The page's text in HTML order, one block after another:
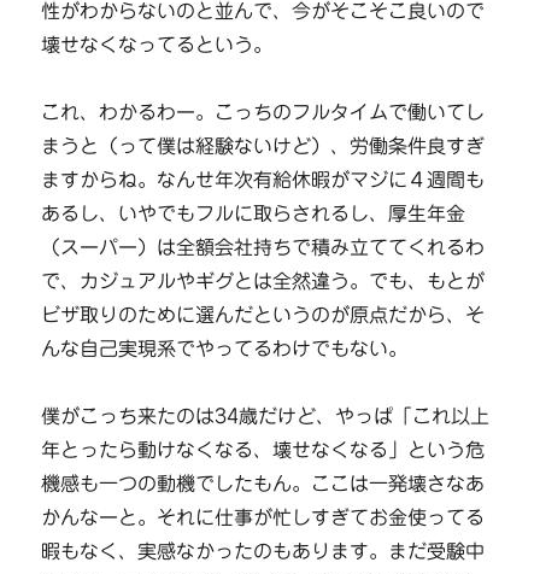
性がわからないのと並んで、今がそこそこ良いので
壊せなくなってるという。
これ、わかるわー。こっちのフルタイムで働いてし
まうと（って僕は経験ないけど）、労働条件良すぎ
ますからね。なんせ年次有給休暇がマジに４週間も
あるし、いやでもフルに取らされるし、厚生年金
（スーパー）は全額会社持ちで積み立ててくれるわ
で、カジュアルやギグとは全然違う。でも、もとが
ビザ取りのために選んだというのが原点だから、そ
んな自己実現系でやってるわけでもない。
僕がこっち来たのは34歳だけど、やっぱ「これ以上
年とったら動けなくなる、壊せなくなる」という危
機感も一つの動機でしたもん。ここは一発壊さなあ
かんなーと。それに仕事が忙しすぎてお金使ってる
暇もなく、実感なかったのもあります。まだ受験中